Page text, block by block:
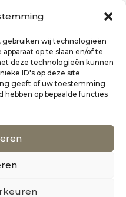
gebruiken wij technologieën
op te slaan en/of te
deze technologieën kunnen
ID's op deze site
geeft of uw toestemming
op bepaalde functies
Zakelijk Bereikbaar